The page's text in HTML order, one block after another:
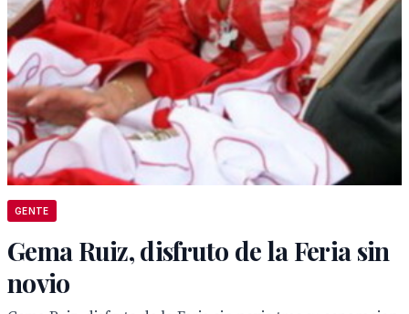
GENTE
Gema Ruiz, disfruto de la Feria sin
novio